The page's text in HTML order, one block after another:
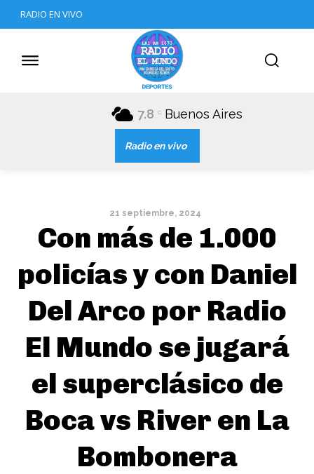
RADIO EN VIVO
7.8 C Buenos Aires
Radio en vivo
21 septiembre, 2024
Con más de 1.000
policías y con Daniel
Del Arco por Radio
El Mundo se jugará
el superclásico de
Boca vs River en La
Bombonera